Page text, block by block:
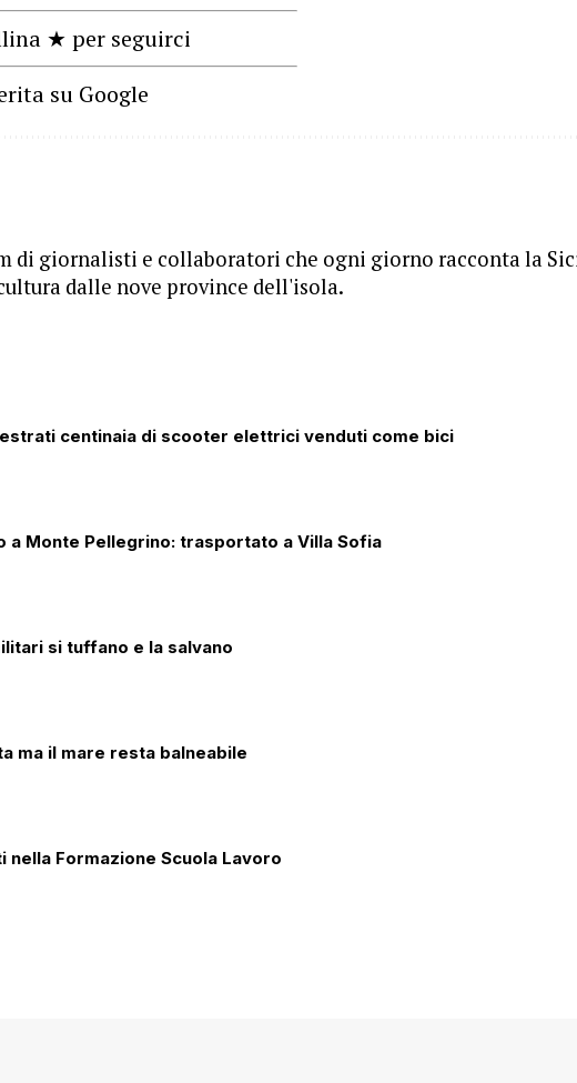
★ per seguirci
su Google
di giornalisti e collaboratori che ogni giorno racconta la
dalle nove province dell'isola.
centinaia di scooter elettrici venduti come bici
Monte Pellegrino: trasportato a Villa Sofia
si tuffano e la salvano
ma il mare resta balneabile
Formazione Scuola Lavoro